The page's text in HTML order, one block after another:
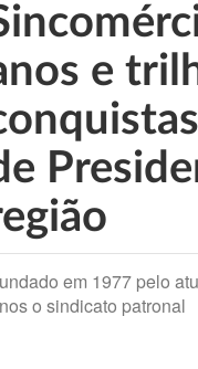
e
em 1977 pelo
o sindicato patronal